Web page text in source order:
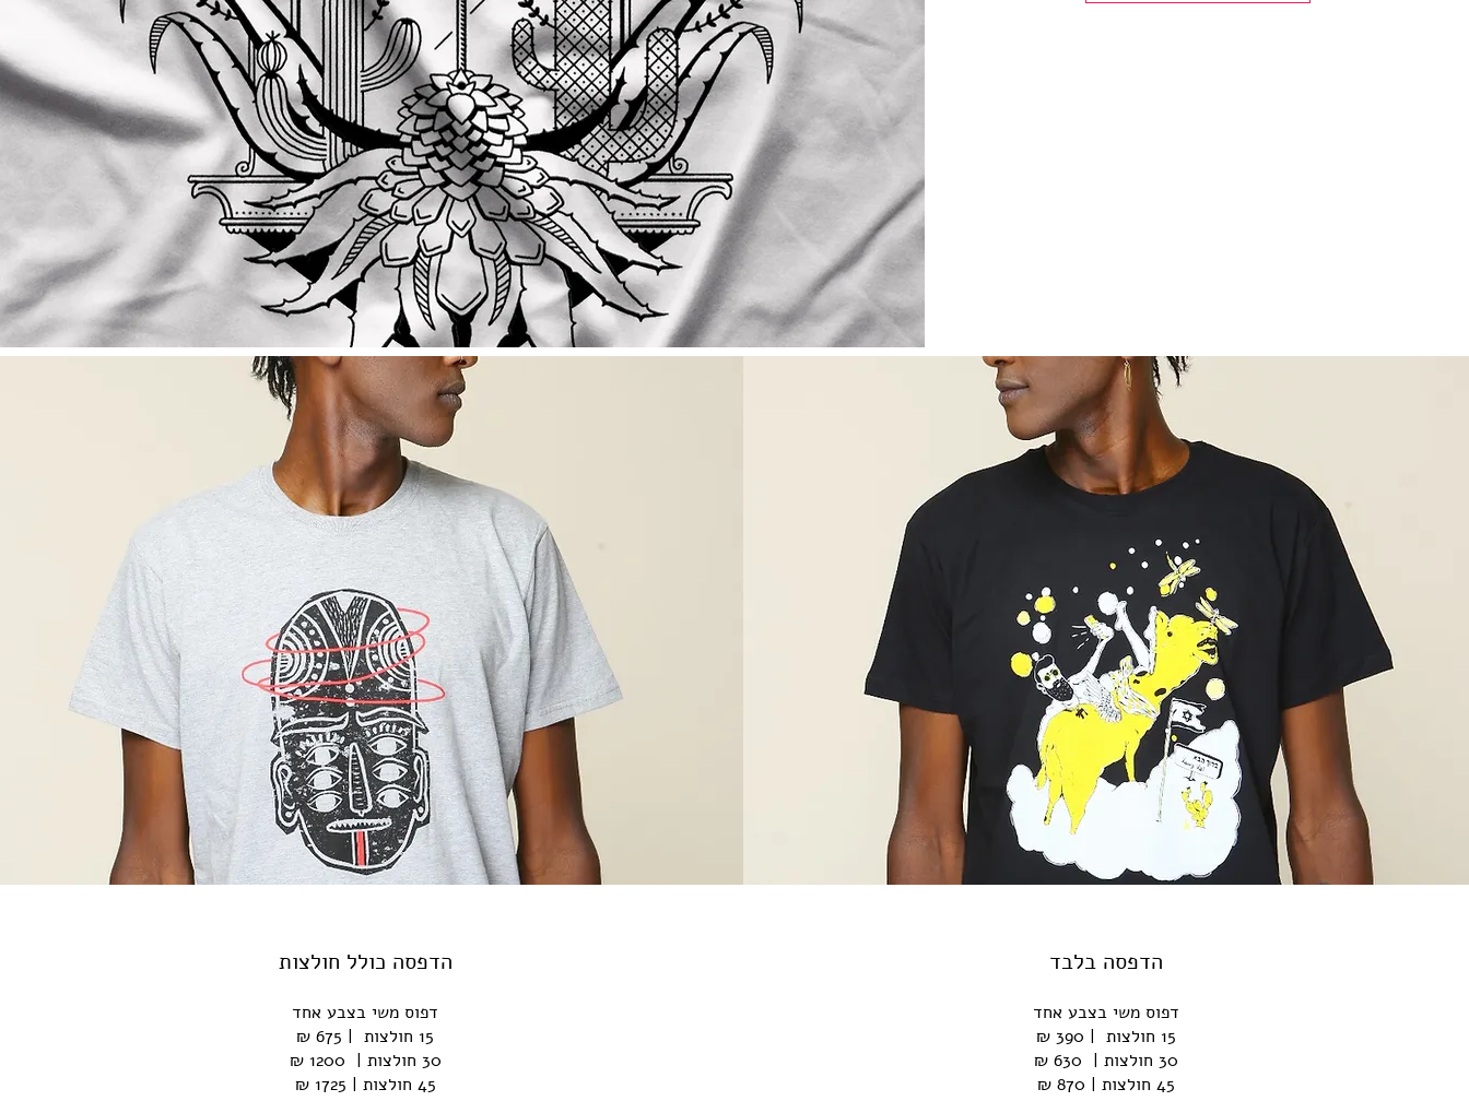
הדפסה כולל חולצות
דפוס משי בצבע אחד
15 חולצות | 675 ₪
30 חולצות | 1200 ₪
45 חולצות | 1725 ₪
הדפסה בלבד
דפוס משי בצבע אחד
15 חולצות | 390 ₪
30 חולצות | 630 ₪
45 חולצות | 870 ₪